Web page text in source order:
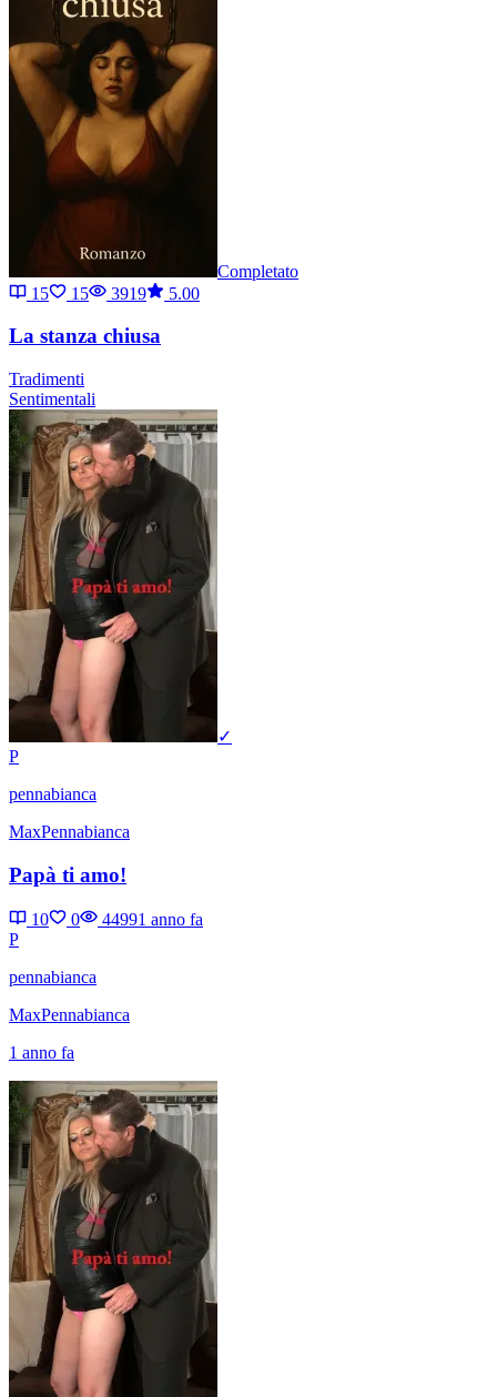
Completato
15
15 3919 5.00
La stanza chiusa
Tradimenti
Sentimentali
✓
P
pennabianca
MaxPennabianca
Papà ti amo!
10 0 44991 anno fa
P
pennabianca
MaxPennabianca
1 anno fa